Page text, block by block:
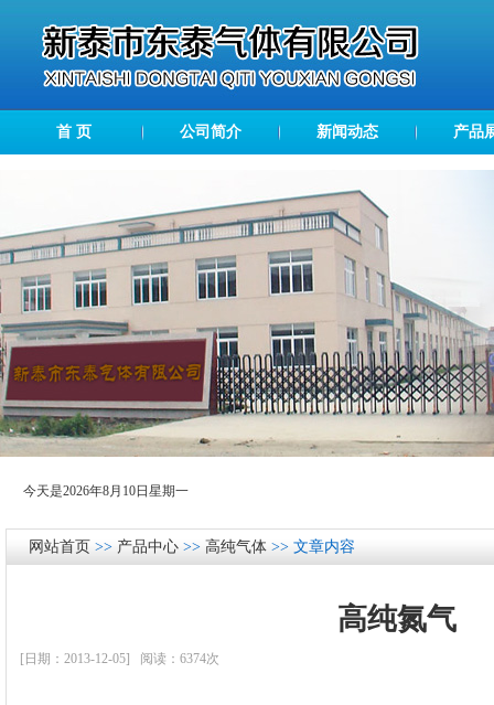
首 页 公司简介 新闻动态 产品
今天是2026年8月10日星期一
网站首页 >> 产品中心 >> 高纯气体 >> 文章内容
高纯氮气
[日期：2013-12-05] 阅读：6374次